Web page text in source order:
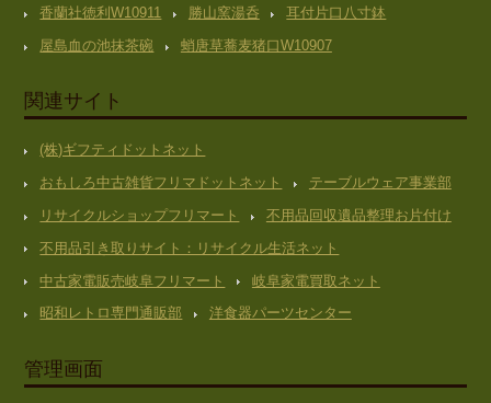
香蘭社徳利W10911 勝山窯湯呑
耳付片口八寸鉢
屋島血の池抹茶碗
蛸唐草蕎麦猪口W10907
関連サイト
(株)ギフティドットネット
おもしろ中古雑貨フリマドットネット
テーブルウェア事業部
リサイクルショップフリマート
不用品回収遺品整理お片付け
不用品引き取りサイト：リサイクル生活ネット
中古家電販売岐阜フリマート
岐阜家電買取ネット
昭和レトロ専門通販部
洋食器パーツセンター
管理画面